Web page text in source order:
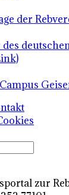
der
zur